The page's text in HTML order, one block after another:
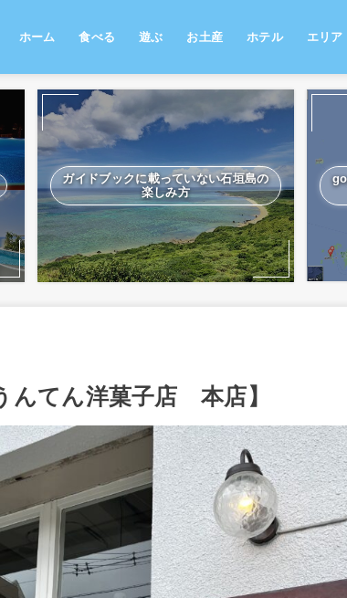
ホーム 食べる
南部
那覇
中部
北部
離島
遊ぶ
南部
那覇
中部
北部
離島
お土産 ホテル
南部
那覇
中部
北部
離島
エリア
南部
那覇
中部
北部
離島
ガイドブックに載っていない石垣島の
楽しみ方
んてん洋菓子店 本店】